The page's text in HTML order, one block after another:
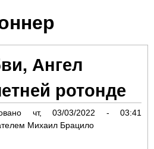
Ангел
ротонде
чт, 03/03/2022 - 03:41
Михаил Брацило